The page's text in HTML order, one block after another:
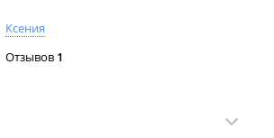
Ксения
Отзывов 1